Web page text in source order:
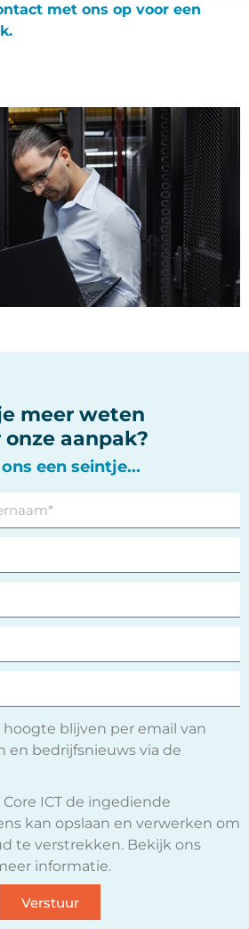
met ons op voor een
meer weten
onze aanpak?
een seintje...
hoogte blijven per email van
en bedrijfsnieuws via de
ICT de ingediende
kan opslaan en verwerken om
te verstrekken. Bekijk ons
informatie.
Verstuur